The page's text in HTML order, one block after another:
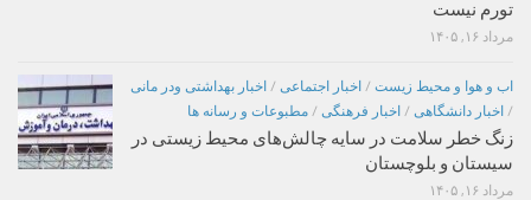
تورم نیست
مرداد ۱۶, ۱۴۰۵
اب و هوا و محیط زیست / اخبار اجتماعی / اخبار بهداشتی ودر مانی
/ اخبار دانشگاهی / اخبار فرهنگی / مطبوعات و رسانه ها
زنگ خطر سلامت در سایه چالش‌های محیط زیستی در
سیستان و بلوچستان
مرداد ۱۶, ۱۴۰۵